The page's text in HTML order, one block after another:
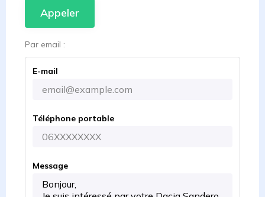
Appeler
Par email :
E-mail
Téléphone portable
Message